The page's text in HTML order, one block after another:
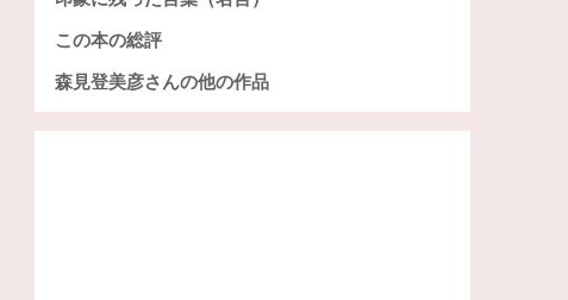
この本の総評
森見登美彦さんの他の作品